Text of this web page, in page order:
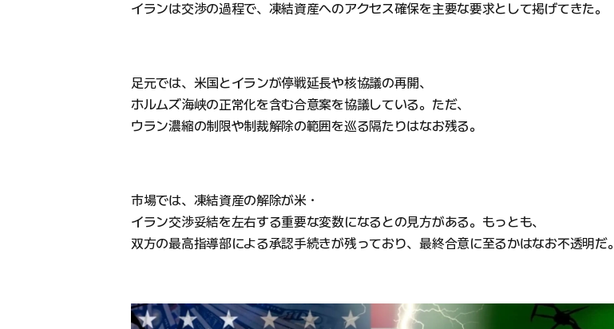
イランは交渉の過程で、凍結資産へのアクセス確保を主要な要求として掲げてきた。
足元では、米国とイランが停戦延長や核協議の再開、
ホルムズ海峡の正常化を含む合意案を協議している。ただ、
ウラン濃縮の制限や制裁解除の範囲を巡る隔たりはなお残る。
市場では、凍結資産の解除が米・
イラン交渉妥結を左右する重要な変数になるとの見方がある。もっとも、
双方の最高指導部による承認手続きが残っており、最終合意に至るかはなお不透明だ。